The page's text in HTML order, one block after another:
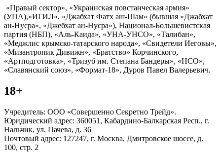
«Правый сектор», «Украинская повстанческая армия»
(УПА),«ИГИЛ», «Джабхат Фатх аш-Шам» (бывшая «Джабхат
ан-Нусра», «Джебхат ан-Нусра»), Национал-Большевистская
партия (НБП), «Аль-Каида», «УНА-УНСО», «Талибан»,
«Меджлис крымско-татарского народа», «Свидетели Иеговы»,
«Мизантропик Дивижн», «Братство» Корчинского,
«Артподготовка», «Тризуб им. Степана Бандеры», «НСО»,
«Славянский союз», «Формат-18», Дуров Павел Валерьевич.
18+
Учредитель: ООО «Совершенно Секретно Трейд».
Юридический адрес: 360051, Кабардино-Балкарская Респ., г.
Нальчик, ул. Пачева, д. 36
Почтовый адрес: 127247, г. Москва, Дмитровское шоссе, д.
100, стр. 2